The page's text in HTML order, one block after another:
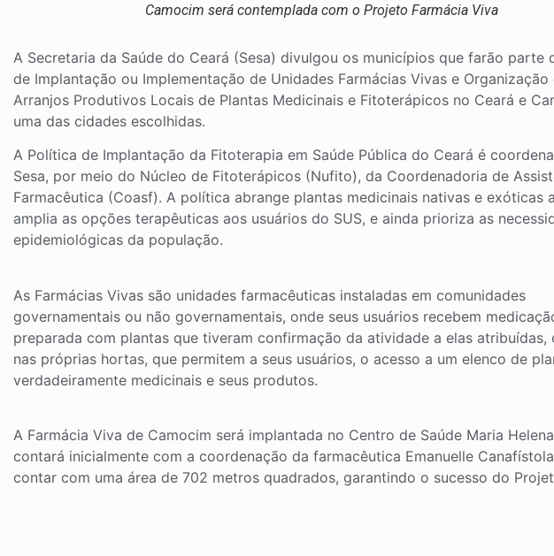
Camocim será contemplada com o Projeto Farmácia Viva
A Secretaria da Saúde do Ceará (Sesa) divulgou os municípios que farão parte
de Implantação ou Implementação de Unidades Farmácias Vivas e Organização
Arranjos Produtivos Locais de Plantas Medicinais e Fitoterápicos no Ceará e
uma das cidades escolhidas.
A Política de Implantação da Fitoterapia em Saúde Pública do Ceará é
Sesa, por meio do Núcleo de Fitoterápicos (Nufito), da Coordenadoria de
Farmacêutica (Coasf). A política abrange plantas medicinais nativas e exóticas
amplia as opções terapêuticas aos usuários do SUS, e ainda prioriza as
epidemiológicas da população.
As Farmácias Vivas são unidades farmacêuticas instaladas em comunidades
governamentais ou não governamentais, onde seus usuários recebem
preparada com plantas que tiveram confirmação da atividade a elas atribuídas,
nas próprias hortas, que permitem a seus usuários, o acesso a um elenco de
verdadeiramente medicinais e seus produtos.
A Farmácia Viva de Camocim será implantada no Centro de Saúde Maria
contará inicialmente com a coordenação da farmacêutica Emanuelle
contar com uma área de 702 metros quadrados, garantindo o sucesso do